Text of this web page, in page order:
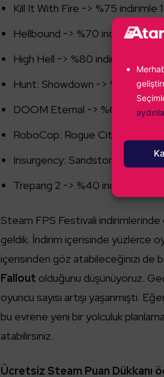
Kill It With Fire -> %75 indirimle
Hellbound -> %70 indirimle 2.39
High Hell -> %80 indirimle 1.15
Hunt: Showdown -> %65
DOOM Eternal -> %67 indirimle
RoboCop: Rogue City -> %40
Insurgency: Sandstorm -> %67
Trepang 2 -> %40 indirimle 8.99
Steam FPS Festivali indirimlerinde
geldik. İndirim içerisinde yüzlerce
içerisinden göz atabileceğinizi de
Fallout olduğunu düşünüyoruz.
oyuncu sayısı artışı yaşanmıştı.
bu evrene yeni bir yolculuk
atabilirsiniz.
Ücretsiz Steam Puan Dükkanı